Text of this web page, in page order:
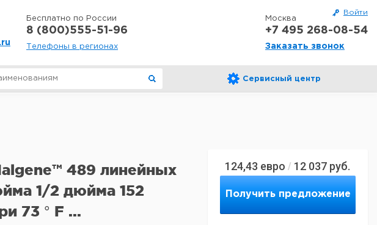
Войти
Бесплатно по России
8 (800)555-51-96
Телефоны в регионах
Москва
+7 495 268-08-54
Заказать звонок
Сервисный центр
124,43 евро / 12 037 руб.
Получить предложение
489 линейных
1/2 дюйма 152
73 ° F ...